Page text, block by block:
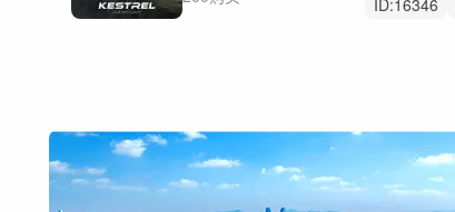
ID:16346